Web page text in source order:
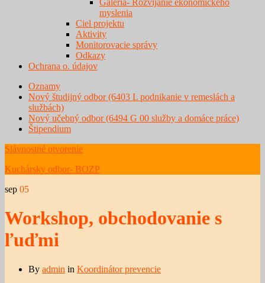
Galéria- Rozvíjanie ekonomického
myslenia
Ciel projektu
Aktivity
Monitorovacie správy
Odkazy
Ochrana o. údajov
Oznamy
Nový študijný odbor (6403 L podnikanie v remeslách a
službách)
Nový učebný odbor (6494 G 00 služby a domáce práce)
Štipendium
Slávnostné otvorenie
Kuchársky odbor- BOZP
sep 05
Workshop, obchodovanie s
ľuďmi
By admin in Koordinátor prevencie